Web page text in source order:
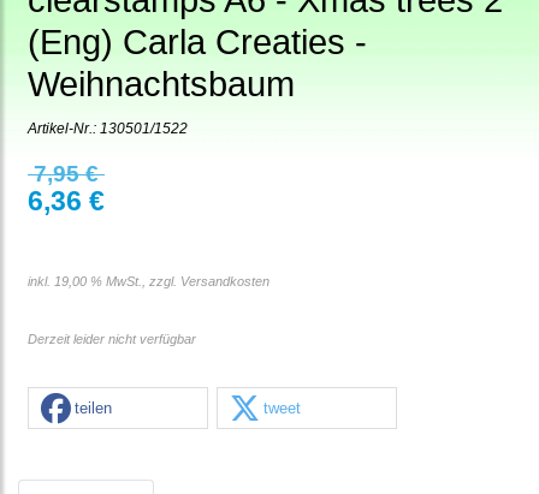
(Eng) Carla Creaties -
Weihnachtsbaum
Artikel-Nr.: 130501/1522
7,95 €
6,36 €
inkl. 19,00 % MwSt., zzgl. Versandkosten
Derzeit leider nicht verfügbar
teilen tweet